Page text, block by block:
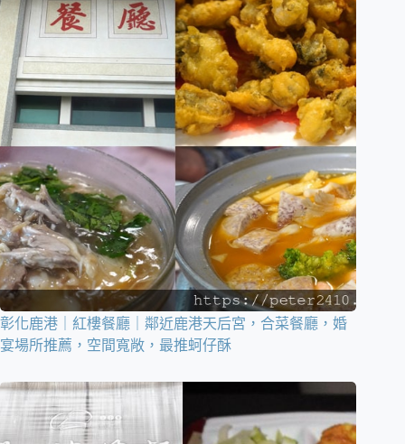
彰化鹿港｜紅樓餐廳｜鄰近鹿港天后宮，合菜餐廳，婚
宴場所推薦，空間寬敞，最推蚵仔酥